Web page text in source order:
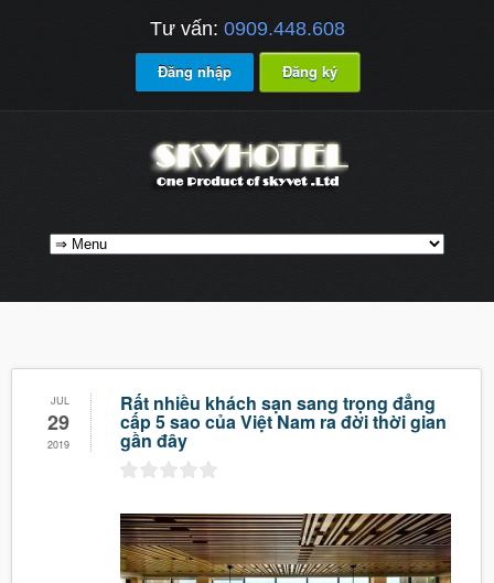
Tư vấn: 0909.448.608
Đăng nhập Đăng ký
JUL
29
2019
Rất nhiều khách sạn sang trọng đẳng
cấp 5 sao của Việt Nam ra đời thời gian
gần đây